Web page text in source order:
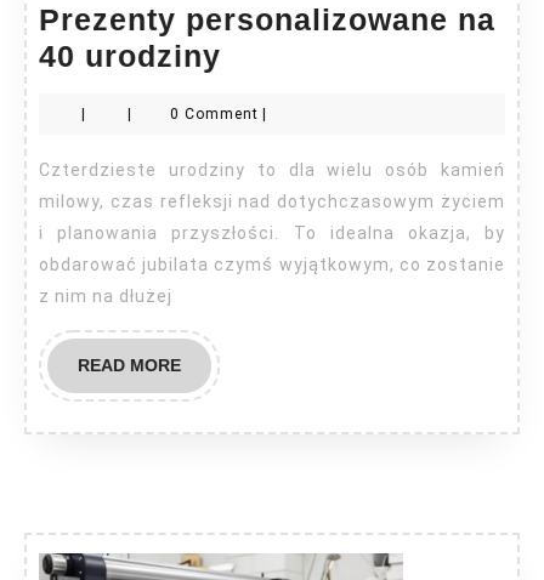
Prezenty personalizowane na
40 urodziny
na
40
urodziny
| | 0 Comment |
Czterdzieste urodziny to dla wielu osób kamień
milowy, czas refleksji nad dotychczasowym życiem
i planowania przyszłości. To idealna okazja, by
obdarować jubilata czymś wyjątkowym, co zostanie
z nim na dłużej
READ MOREREAD
MORE